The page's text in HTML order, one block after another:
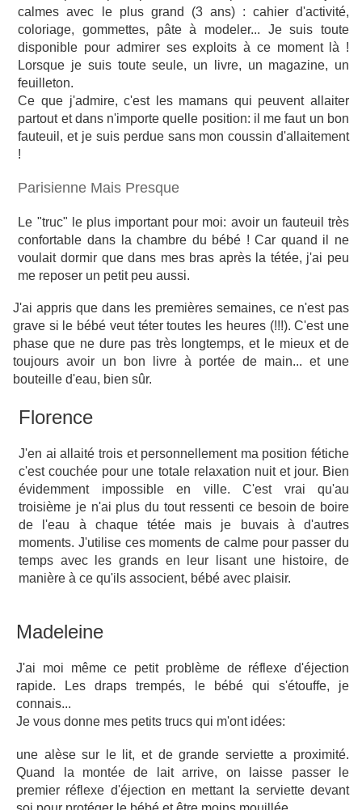
calmes avec le plus grand (3 ans) : cahier d'activité,
coloriage, gommettes, pâte à modeler... Je suis toute
disponible pour admirer ses exploits à ce moment là !
Lorsque je suis toute seule, un livre, un magazine, un
feuilleton.
Ce que j'admire, c'est les mamans qui peuvent allaiter
partout et dans n'importe quelle position: il me faut un bon
fauteuil, et je suis perdue sans mon coussin d'allaitement
!
Parisienne Mais Presque
Le "truc" le plus important pour moi: avoir un fauteuil très
confortable dans la chambre du bébé ! Car quand il ne
voulait dormir que dans mes bras après la tétée, j'ai peu
me reposer un petit peu aussi.
J'ai appris que dans les premières semaines, ce n'est pas
grave si le bébé veut téter toutes les heures (!!!). C'est une
phase que ne dure pas très longtemps, et le mieux et de
toujours avoir un bon livre à portée de main... et une
bouteille d'eau, bien sûr.
Florence
J'en ai allaité trois et personnellement ma position fétiche
c'est couchée pour une totale relaxation nuit et jour. Bien
évidemment impossible en ville. C'est vrai qu'au
troisième je n'ai plus du tout ressenti ce besoin de boire
de l'eau à chaque tétée mais je buvais à d'autres
moments. J'utilise ces moments de calme pour passer du
temps avec les grands en leur lisant une histoire, de
manière à ce qu'ils associent, bébé avec plaisir.
Madeleine
J'ai moi même ce petit problème de réflexe d'éjection
rapide. Les draps trempés, le bébé qui s'étouffe, je
connais...
Je vous donne mes petits trucs qui m'ont idées:
une alèse sur le lit, et de grande serviette a proximité.
Quand la montée de lait arrive, on laisse passer le
premier réflexe d'éjection en mettant la serviette devant